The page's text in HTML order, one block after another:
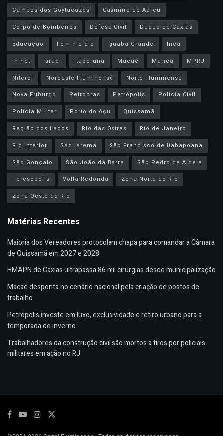
Campos dos Goytacazes
Casimiro de Abreu
Corpo de Bombeiros
Defesa Civil
Duque de Caxias
Educação
Feminicídio Iguaba Grande
Inea
Inmet
Israel Itaperuna Macaé Maricá
MPRJ
Niterói
Noroeste Fluminense
Norte Fluminense
Nova Friburgo
Petrobras Petrópolis
Polícia Civil
Polícia Militar
Porto do Açu
Quissamã
Região dos Lagos
Rio das Ostras
Rio de Janeiro
Rio Interior
Saquarema
São Francisco de Itabapoana
São Gonçalo
São João da Barra
São Pedro da Aldeia
Teresópolis
Volta Redonda
Zona Norte do Rio
Zona Oeste do Rio
Matérias Recentes
Maioria dos Vereadores protocolam chapa para comandar a Câmara
de Quissamã em 2027 e 2028
HMAPN de Caxias ultrapassa 86 mil cirurgias desde municipalização
Macaé desponta no cenário nacional pela criação de postos de
trabalho
Petrópolis investe em luxo, exclusividade e retiro urbano para a
temporada de inverno
Trabalhadores da construção civil são mortos a tiros por policiais
militares em ação no RJ